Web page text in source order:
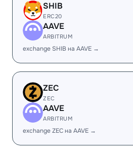
SHIB
ERC20
AAVE
ARBITRUM
exchange SHIB на AAVE →
ZEC
ZEC
AAVE
ARBITRUM
exchange ZEC на AAVE →